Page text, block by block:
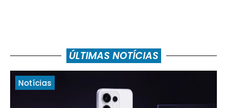
ÚLTIMAS NOTÍCIAS
Notícias